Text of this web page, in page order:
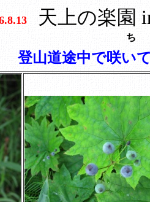
天上の楽園
ち
登山道途中で咲い